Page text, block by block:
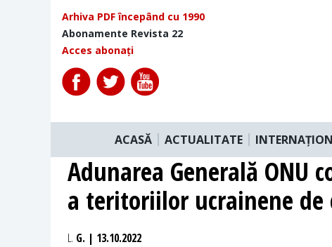
Arhiva PDF începând cu 1990
Abonamente Revista 22
Acces abonați
ACASĂ ACTUALITATE
Adunarea Generală ONU
a teritoriilor ucrainene de
L. G. | 13.10.2022